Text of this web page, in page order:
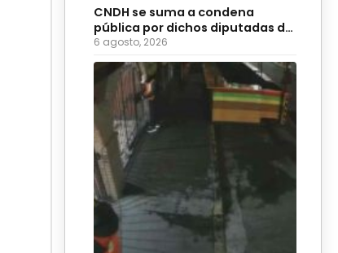
CNDH se suma a condena
pública por dichos diputadas de
Morena
6 agosto, 2026